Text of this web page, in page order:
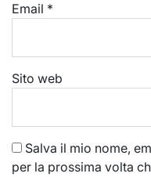
Email *
Sito web
Salva il mio nome,
per la prossima volta